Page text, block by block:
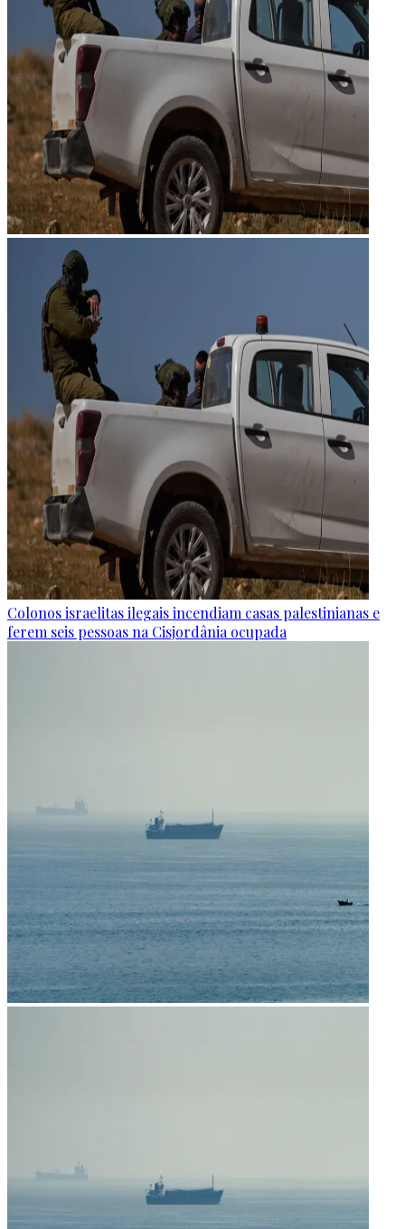
Colonos israelitas ilegais incendiam casas palestinianas e
ferem seis pessoas na Cisjordânia ocupada